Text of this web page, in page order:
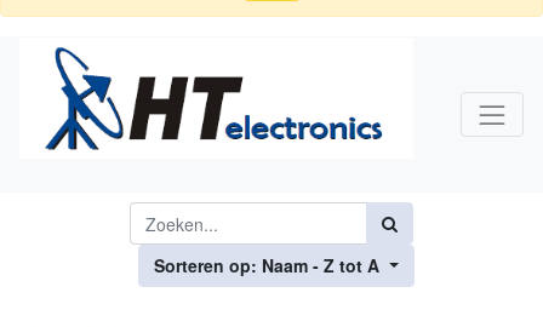
Sorteren op: Naam - Z tot A